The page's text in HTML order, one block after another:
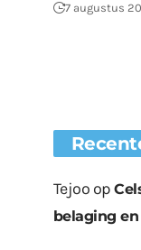
7 augustus
Tejoo op
belaging